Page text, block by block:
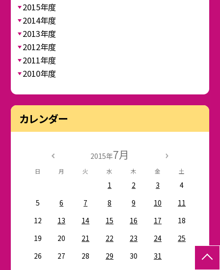
2015年度
2014年度
2013年度
2012年度
2011年度
2010年度
カレンダー
2015年7月
日 月 火 水 木 金 土
1 2 3
4
5
6 7 8 9 10
11
12
13 14 15 16 17
18
19
20 21 22 23 24
25
26
27 28 29 30 31